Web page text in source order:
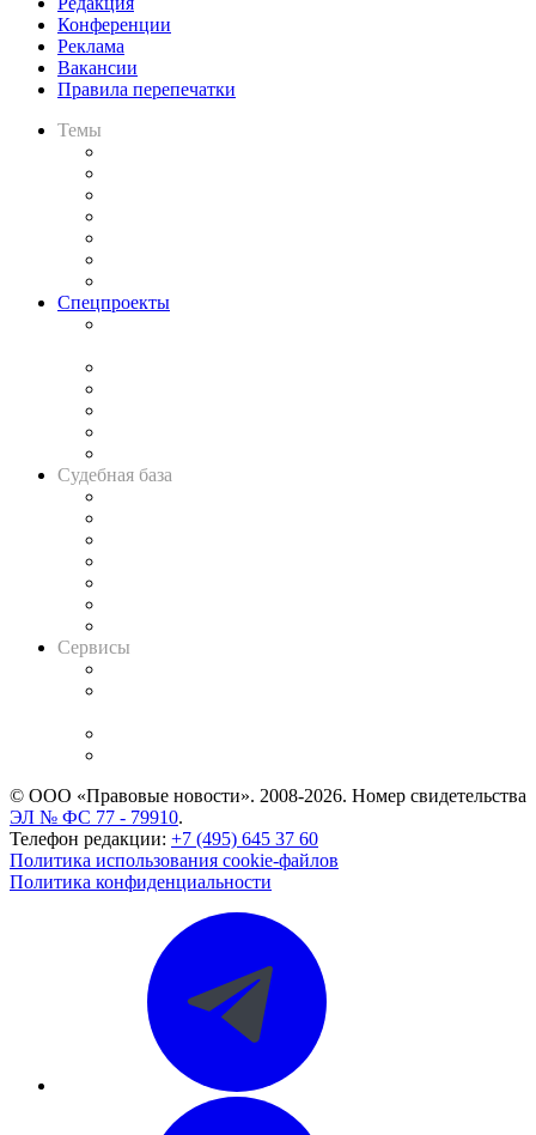
Конференции
Реклама
Вакансии
Правила перепечатки
Темы
Спецпроекты
Судебная база
Сервисы
© ООО «Правовые новости». 2008-2026. Номер свидетельства
ЭЛ № ФС 77 - 79910.
Телефон редакции: +7 (495) 645 37 60
Политика использования cookie-файлов
Политика конфиденциальности